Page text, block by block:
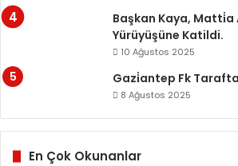
Başkan Kaya,
Yürüyüşüne Katildi.
10 Ağustos 2025
Gazi̇antep Fk
8 Ağustos 2025
En Çok Okunanlar